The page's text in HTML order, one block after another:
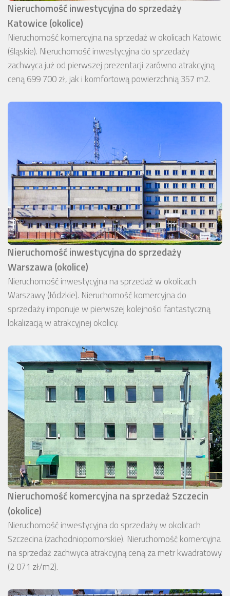
Nieruchomość inwestycyjna do sprzedaży
Katowice (okolice)
Nieruchomość komercyjna na sprzedaż w okolicach Katowic
(śląskie). Nieruchomość inwestycyjna do sprzedaży
zachwyca już od pierwszej prezentacji zarówno atrakcyjną
ceną 699 700 zł, jak i komfortową powierzchnią 357 m2.
Nieruchomość inwestycyjna do sprzedaży
Warszawa (okolice)
Nieruchomość inwestycyjna na sprzedaż w okolicach
Warszawy (łódzkie). Nieruchomość komercyjna do
sprzedaży imponuje w pierwszej kolejności fantastyczną
lokalizacją w atrakcyjnej okolicy.
Nieruchomość komercyjna na sprzedaż Szczecin
(okolice)
Nieruchomość inwestycyjna do sprzedaży w okolicach
Szczecina (zachodniopomorskie). Nieruchomość komercyjna
na sprzedaż zachwyca atrakcyjną ceną za metr kwadratowy
(2 071 zł/m2).